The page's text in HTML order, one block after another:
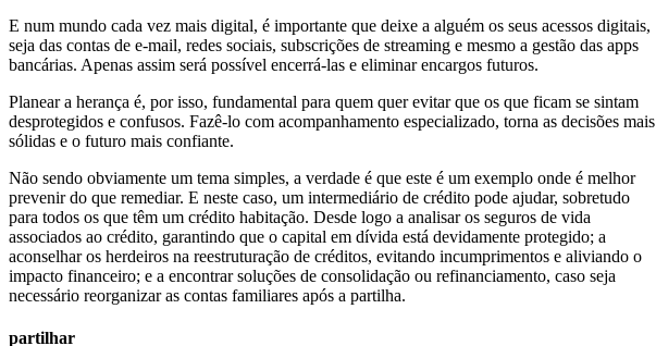
E num mundo cada vez mais digital, é importante que deixe a alguém os seus acessos digitais,
seja das contas de e-mail, redes sociais, subscrições de streaming e mesmo a gestão das apps
bancárias. Apenas assim será possível encerrá-las e eliminar encargos futuros.
Planear a herança é, por isso, fundamental para quem quer evitar que os que ficam se sintam
desprotegidos e confusos. Fazê-lo com acompanhamento especializado, torna as decisões mais
sólidas e o futuro mais confiante.
Não sendo obviamente um tema simples, a verdade é que este é um exemplo onde é melhor
prevenir do que remediar. E neste caso, um intermediário de crédito pode ajudar, sobretudo
para todos os que têm um crédito habitação. Desde logo a analisar os seguros de vida
associados ao crédito, garantindo que o capital em dívida está devidamente protegido; a
aconselhar os herdeiros na reestruturação de créditos, evitando incumprimentos e aliviando o
impacto financeiro; e a encontrar soluções de consolidação ou refinanciamento, caso seja
necessário reorganizar as contas familiares após a partilha.
partilhar